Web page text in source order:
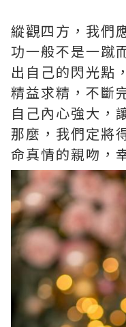
縱觀四方，我們
功一般不是一蹴
出自己的閃光點
精益求精，不斷
自己內心強大，
那麼，我們定將
命真情的親吻，